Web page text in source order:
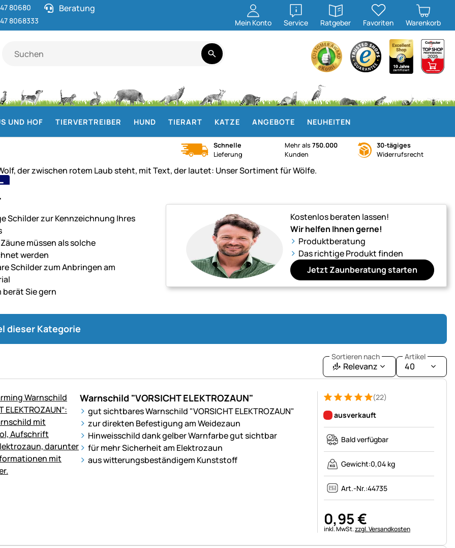
80680
8068333
Beratung
Mein Konto Service
öffnen
Ratgeber
öffnen
Favoriten Warenkorb
UND HOF TIERVERTREIBER HUND TIERART KATZE ANGEBOTE NEUHEITEN
Schnelle
Lieferung
Mehr als 750.000
Kunden
30-tägiges
Widerrufsrecht
für Wolfszäune
Schilder zur Kennzeichnung Ihres
müssen als solche
werden
Schilder zum Anbringen am
berät Sie gern
Kostenlos beraten lassen!
Wir helfen Ihnen gerne!
Produktberatung
Das richtige Produkt finden
Jetzt Zaunberatung starten
dieser Kategorie
Sortieren nach
Relevanz
Artikel
40
Warnschild "VORSICHT ELEKTROZAUN"
gut sichtbares Warnschild "VORSICHT ELEKTROZAUN"
zur direkten Befestigung am Weidezaun
Hinweisschild dank gelber Warnfarbe gut sichtbar
für mehr Sicherheit am Elektrozaun
aus witterungsbeständigem Kunststoff
Bewertung: 5 von 5 (22 Bewertungen)
22 Bewertungen(22)
ausverkauft
Bald verfügbar
Gewicht:0,04 kg
Art.-Nr.:44735
0,95€
Steuerhinweis:
inkl. MwSt.zzgl. Versandkosten